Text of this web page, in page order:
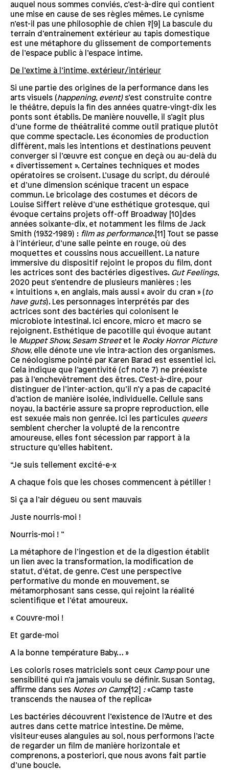
auquel nous sommes conviés, c’est-à-dire qui contient
une mise en cause de ses règles mêmes. Le cynisme
n’est-il pas une philosophie de chien ?[9] La bascule du
terrain d’entrainement extérieur au tapis domestique
est une métaphore du glissement de comportements
de l’espace public à l’espace intime.
De l’extime à l’intime, extérieur/intérieur
Si une partie des origines de la performance dans les
arts visuels (happening, event)s’est construite contre
le théâtre, depuis la fin des années quatre-vingt-dix les
ponts sont établis. De manière nouvelle, il s’agit plus
d’une forme de théâtralité comme outil pratique plutôt
que comme spectacle. Les économies de production
diffèrent, mais les intentions et destinations peuvent
converger si l’œuvre est conçue en deçà ou au-delà du
« divertissement ». Certaines techniques et modes
opératoires se croisent. L’usage du script, du déroulé
et d’une dimension scénique tracent un espace
commun. Le bricolage des costumes et décors de
Louise Siffert relève d’une esthétique grotesque, qui
évoque certains projets off-off Broadway [10]des
années soixante-dix, et notamment les films de Jack
Smith (1932-1989) : film as performance.[11] Tout se passe
à l’intérieur, d’une salle peinte en rouge, où des
moquettes et coussins nous accueillent. La nature
immersive du dispositif rejoint le propos du film, dont
les actrices sont des bactéries digestives. Gut Feelings,
2020 peut s’entendre de plusieurs manières ; les
« intuitions », en anglais, mais aussi « avoir du cran » (to
have guts). Les personnages interprétés par des
actrices sont des bactéries qui colonisent le
microbiote intestinal. Ici encore, micro et macro se
rejoignent. Esthétique de pacotille qui évoque autant
le Muppet Show, Sesam Streetet le Rocky Horror Picture
Show, elle dénote une vie intra-action des organismes.
Ce néologisme pointé par Karen Barad est essentiel ici.
Cela indique que l’agentivité (cf note 7) ne préexiste
pas à l’enchevêtrement des êtres. C’est-à-dire, pour
distinguer de l’inter-action, qu’il n’y a pas de capacité
d’action de manière isolée, individuelle. Cellule sans
noyau, la bactérie assure sa propre reproduction, elle
est sexuée mais non genrée. Ici les particules queers
semblent chercher la volupté de la rencontre
amoureuse, elles font sécession par rapport à la
structure qu’elles habitent.
“Je suis tellement excité-e-x
A chaque fois que les choses commencent à pétiller !
Si ça a l’air dégueu ou sent mauvais
Juste nourris-moi !
Nourris-moi ! ”
La métaphore de l’ingestion et de la digestion établit
un lien avec la transformation, la modification de
statut, d’état, de genre. C’est une perspective
performative du monde en mouvement, se
métamorphosant sans cesse, qui rejoint la réalité
scientifique et l’état amoureux.
« Couvre-moi !
Et garde-moi
A la bonne température Baby… »
Les coloris roses matriciels sont ceux Camp pour une
sensibilité qui n’a jamais voulu se définir. Susan Sontag,
affirme dans ses Notes on Camp[12] :«Camp taste
transcends the nausea of the replica»
Les bactéries découvrent l’existence de l’Autre et des
autres dans cette matrice intestine. De même,
visiteur·euses alanguies au sol, nous performons l’acte
de regarder un film de manière horizontale et
comprenons, a posteriori, que nous avons fait partie
d’une boucle.